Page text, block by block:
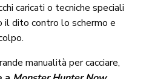
caricati o tecniche speciali
dito contro lo schermo e
manualità per cacciare,